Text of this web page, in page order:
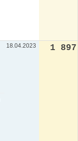
18.04.2023 1 897